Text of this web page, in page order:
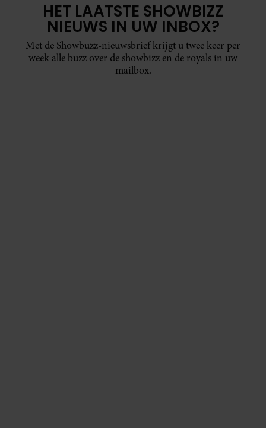
HET LAATSTE SHOWBIZZ
NIEUWS IN UW INBOX?
Met de Showbuzz-nieuwsbrief krijgt u twee keer per
week alle buzz over de showbizz en de royals in uw
mailbox.